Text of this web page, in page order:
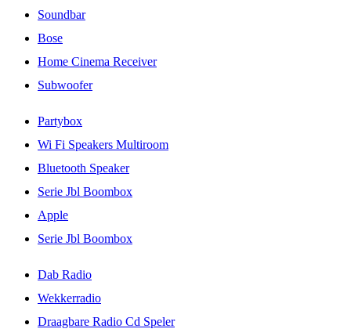
Soundbar
Bose
Home Cinema Receiver
Subwoofer
Partybox
Wi Fi Speakers Multiroom
Bluetooth Speaker
Serie Jbl Boombox
Apple
Serie Jbl Boombox
Dab Radio
Wekkerradio
Draagbare Radio Cd Speler